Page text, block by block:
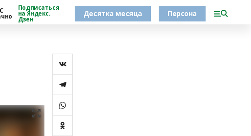
Подписаться
на Яндекс.
Дзен
Десятка месяца Персона